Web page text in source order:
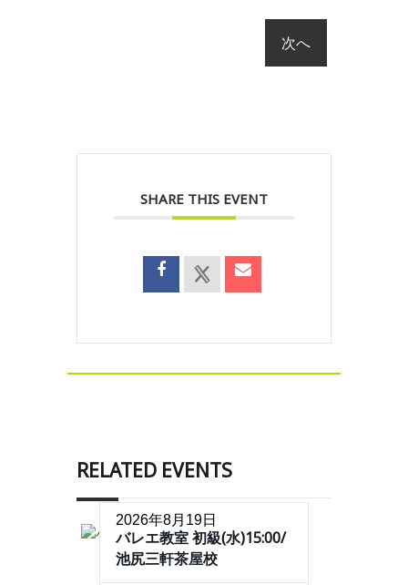
SHARE THIS EVENT
RELATED EVENTS
2026年8月19日
バレエ教室 初級(水)15:00/
池尻三軒茶屋校